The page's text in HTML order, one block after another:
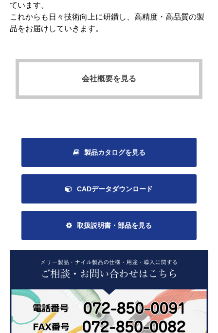
ています。
これからも日々技術向上に研鑽し、高精度・高品質の製
品をお届けしていきます。
会社概要を見る
製品カタログを見る
CADデータダウンロード
取扱説明書・部品を見る